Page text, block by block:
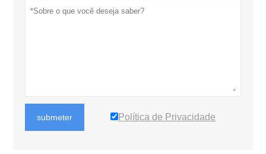
submeter Política de Privacidade